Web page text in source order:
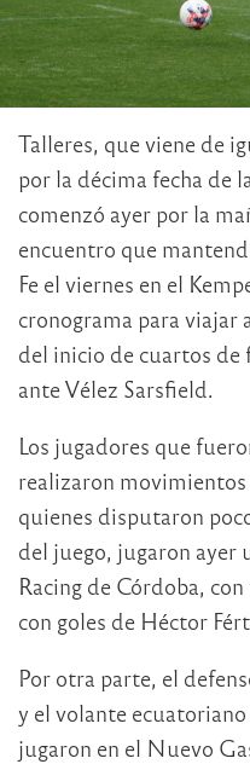
Talleres, que viene de
por la décima fecha de
comenzó ayer por la
encuentro que
Fe el viernes en el
cronograma para viajar
del inicio de cuartos de
ante Vélez Sarsfield.
Los jugadores que
realizaron
quienes disputaron
del juego, jugaron ayer
Racing de Córdoba,
con goles de Héctor
Por otra parte, el
y el volante
jugaron en el Nuevo